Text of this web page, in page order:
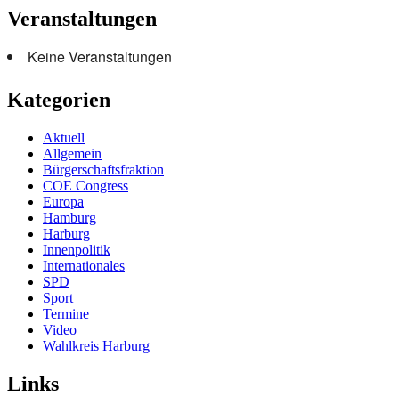
Veranstaltungen
Keine Veranstaltungen
Kategorien
Aktuell
Allgemein
Bürgerschaftsfraktion
COE Congress
Europa
Hamburg
Harburg
Innenpolitik
Internationales
SPD
Sport
Termine
Video
Wahlkreis Harburg
Links